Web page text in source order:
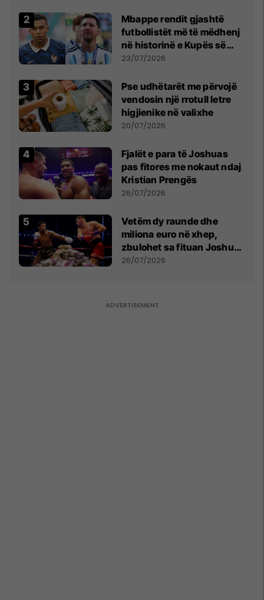
Mbappe rendit gjashtë
futbollistët më të mëdhenj
në historinë e Kupës së
Botës, Messi mbetet i dyti
23/07/2026
Pse udhëtarët me përvojë
vendosin një rrotull letre
higjienike në valixhe
20/07/2026
Fjalët e para të Joshuas
pas fitores me nokaut ndaj
Kristian Prengës
26/07/2026
Vetëm dy raunde dhe
miliona euro në xhep,
zbulohet sa fituan Joshua
e Prenga
26/07/2026